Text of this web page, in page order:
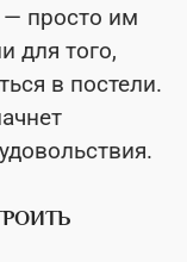
— просто им
для того,
в постели.